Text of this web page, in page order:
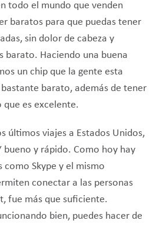
todo el mundo que venden
baratos para que puedas tener
sin dolor de cabeza y
barato. Haciendo una buena
un chip que la gente esta
barato, además de tener
es excelente.
últimos viajes a Estados Unidos,
bueno y rápido. Como hoy hay
como Skype y el mismo
conectar a las personas
fue más que suficiente.
bien, puedes hacer de